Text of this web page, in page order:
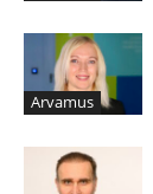
Arvamus